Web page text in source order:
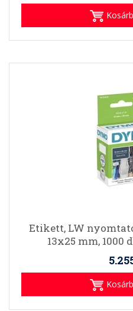
Etikett, LW
13x25 mm, 1000